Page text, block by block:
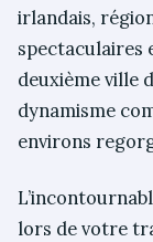
irlandais,
spectaculaires
deuxième ville
dynamisme
environs
lors de votre